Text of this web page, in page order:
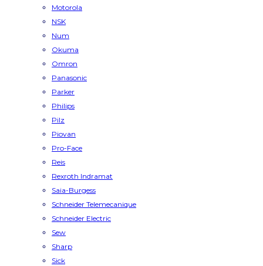
Motorola
NSK
Num
Okuma
Omron
Panasonic
Parker
Philips
Pilz
Piovan
Pro-Face
Reis
Rexroth Indramat
Saia-Burgess
Schneider Telemecanique
Schneider Electric
Sew
Sharp
Sick